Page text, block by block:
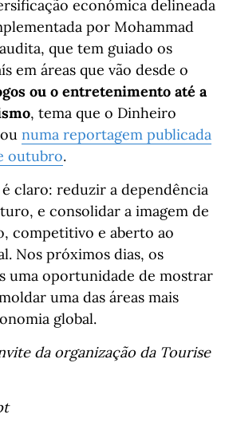
económica delineada
por Mohammad
que tem guiado os
em áreas que vão desde o
ou o entretenimento até a
, tema que o Dinheiro
numa reportagem publicada
outubro.
claro: reduzir a dependência
e consolidar a imagem de
competitivo e aberto ao
Nos próximos dias, os
uma oportunidade de mostrar
uma das áreas mais
global.
da organização da Tourise